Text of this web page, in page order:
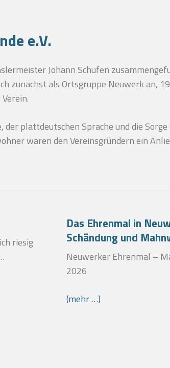
e.V.
Johann Schufen
zunächst als Ortsgruppe Neuwerk an,
plattdeutschen Sprache und die
waren den Vereinsgründern ein
riesig
Das Ehrenmal in
Schändung und
Neuwerker Ehrenmal –
2026
(mehr …)